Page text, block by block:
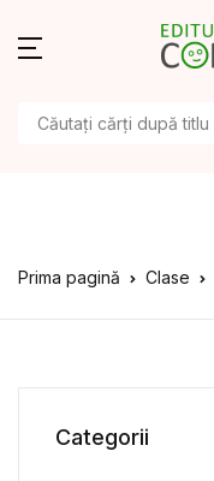
Prima pagină Clase
Categorii